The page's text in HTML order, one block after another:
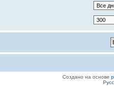
Создано на основе